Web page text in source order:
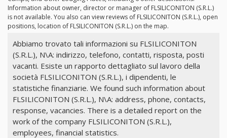
Information about owner, director or manager of FLSILICONITON (S.R.L.)
is not available. You also can view reviews of FLSILICONITON (S.R.L.), open
positions, location of FLSILICONITON (S.R.L.) on the map.
Abbiamo trovato tali informazioni su FLSILICONITON
(S.R.L.), N\A: indirizzo, telefono, contatti, risposta, posti
vacanti. Esiste un rapporto dettagliato sul lavoro della
società FLSILICONITON (S.R.L.), i dipendenti, le
statistiche finanziarie. We found such information about
FLSILICONITON (S.R.L.), N\A: address, phone, contacts,
response, vacancies. There is a detailed report on the
work of the company FLSILICONITON (S.R.L.),
employees, financial statistics.